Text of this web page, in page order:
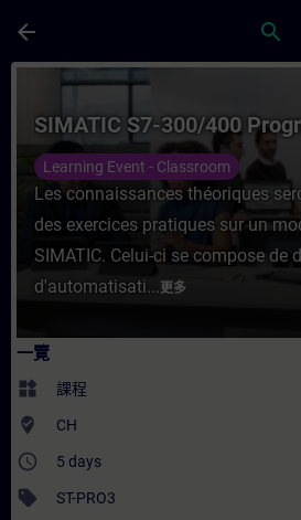
arrow_back search
課程 - SIMATIC S7-300/
SIMATIC S7-300/400
Learning Event - Classroom
Les connaissances théoriques
des exercices pratiques sur un
SIMATIC. Celui-ci se compose de
d'automatisati...更多
一覽
widgets 課程
where_to_vote CH
access_time 5 days
sell ST-PRO3